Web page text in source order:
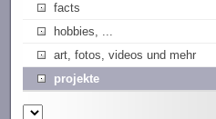
facts
hobbies, ...
art, fotos, videos und mehr
projekte